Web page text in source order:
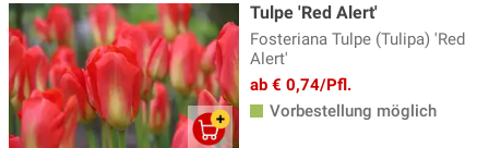
Tulpe 'Red Alert'
Fosteriana Tulpe (Tulipa) 'Red
Alert'
ab € 0,74/Pfl.
Vorbestellung möglich